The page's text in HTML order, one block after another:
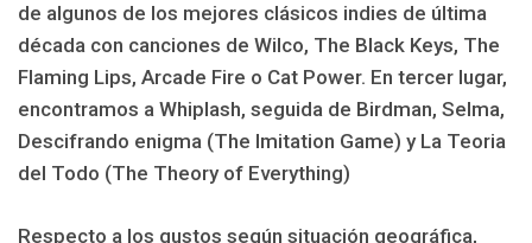
de algunos de los mejores clásicos indies de última
década con canciones de Wilco, The Black Keys, The
Flaming Lips, Arcade Fire o Cat Power. En tercer lugar,
encontramos a Whiplash, seguida de Birdman, Selma,
Descifrando enigma (The Imitation Game) y La Teoria
del Todo (The Theory of Everything)
Respecto a los gustos según situación geográfica,